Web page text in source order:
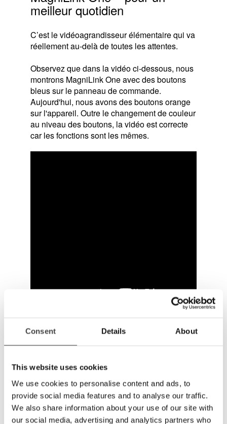
Consent Details About
This website uses cookies
We use cookies to personalise content and ads, to
provide social media features and to analyse our traffic.
We also share information about your use of our site with
our social media, advertising and analytics partners who
meilleur quotidien
C’est le vidéoagrandisseur élémentaire qui va
réellement au-delà de toutes les attentes.
Observez que dans la vidéo ci-dessous, nous
montrons MagniLink One avec des boutons
bleus sur le panneau de commande.
Aujourd'hui, nous avons des boutons orange
sur l'appareil. Outre le changement de couleur
au niveau des boutons, la vidéo est correcte
car les fonctions sont les mêmes.
Facile à utiliser
tactiles est très simple à utiliser – quelques
boutons suffisent pour améliorer votre vie
quotidienne ! L’appareil se plie et se déplie
facilement et peut être facilement rangé ou
emporté en voyage.